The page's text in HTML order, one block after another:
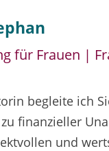
für Frauen |
begleite ich
finanzieller
und